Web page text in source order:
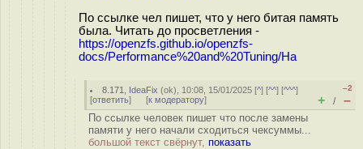
По ссылке чел пишет, что у него битая память
была. Читать до просветления -
https://openzfs.github.io/openzfs-
docs/Performance%20and%20Tuning/Ha
8.171 IdeaFix (ok), 10:08, 15/01/2025 [^] [^^] [^^^]
[ответить] [к модератору]
–2
+ / –
По ссылке человек пишет что после замены
памяти у него начали сходиться чексуммы...
большой текст свёрнут, показать